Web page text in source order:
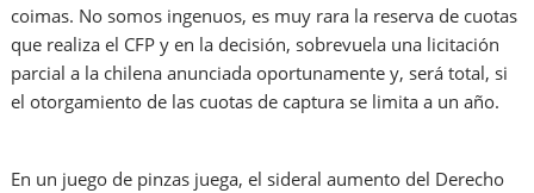
coimas. No somos ingenuos, es muy rara la reserva de cuotas
que realiza el CFP y en la decisión, sobrevuela una licitación
parcial a la chilena anunciada oportunamente y, será total, si
el otorgamiento de las cuotas de captura se limita a un año.
En un juego de pinzas juega, el sideral aumento del Derecho